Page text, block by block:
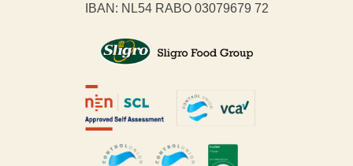
IBAN: NL54 RABO 03079679 72